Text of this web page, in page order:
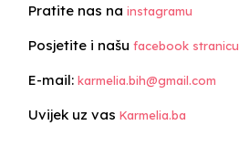
Pratite nas na instagramu
Posjetite i našu facebook stranicu
E-mail: karmelia.bih@gmail.com
Uvijek uz vas Karmelia.ba